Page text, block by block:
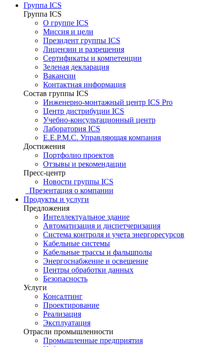
Группа ICS
Группа ICS
О группе ICS
Миссия и цели
Президент группы ICS
Лицензии и разрешения
Сертификаты и компетенции
Зеленая декларация
Вакансии
Контактная информация
Состав группы ICS
Инженерно-монтажный центр ICS Pro
Центр дистрибуции ICS
Учебно-консультационный центр
Лаборатория ICS
E.E.P.M.C. Управляющая компания
Достижения
Портфолио проектов
Отзывы и рекомендации
Пресс-центр
Новости группы ICS
Презентация о компании
Продукты и услуги
Предложения
Интеллектуальное здание
Автоматизация и диспетчеризация
Система контроля и учета энергоресурсов
Кабельные системы
Кабельные трассы и фальшполы
Энергоснабжение и освещение
Центры обработки данных
Безопасность
Услуги
Консалтинг
Проектирование
Реализация
Эксплуатация
Отрасли промышленности
Промышленные предприятия